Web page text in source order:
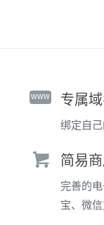
www 专属域
绑定自
简易
完善的
宝、微